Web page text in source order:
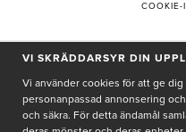
COOKIE-
VI SKRÄDDARSYR DIN
Vi använder cookies för att ge
personanpassad annonsering
och säkra. För detta ändamål